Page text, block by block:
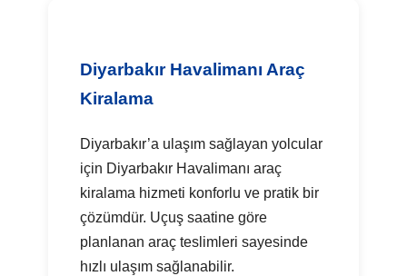
Diyarbakır Havalimanı Araç
Kiralama
Diyarbakır’a ulaşım sağlayan yolcular
için Diyarbakır Havalimanı araç
kiralama hizmeti konforlu ve pratik bir
çözümdür. Uçuş saatine göre
planlanan araç teslimleri sayesinde
hızlı ulaşım sağlanabilir.